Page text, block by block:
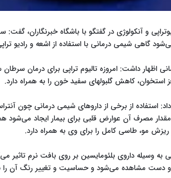
و آنکولوژی در گفتگو با باشگاه خبرنگاران، گفت:
گاهی شیمی درمانی با استفاده از اشعه و رادیو
اظهار داشت: امروزه تالیوم تراپی برای درمان سرطان
کاهش گلبولهای سفید خون را به همراه دارد.
استفاده از برخی از داروهای شیمی درمانی چون
مصرف آن عوارض قلبی برای بیمار ایجاد می‌شود
ریزش مو، طاسی کامل را برای وی به همراه دارد.
وسیله داروی بلئومایسین بر روی بافت نرم تاثیر
دست مشاهده می‌شود و حساسیت و تغییر رنگ آن را